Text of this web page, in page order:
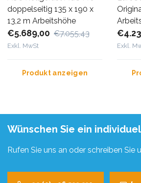
doppelseitig 135 x 190 x
13,2 m Arbeitshöhe
€5.689,00 €7.055,43
Exkl. MwSt
Produkt anzeigen
Exkl.
Wünschen Sie ein
Rufen Sie uns an oder schreiben Sie